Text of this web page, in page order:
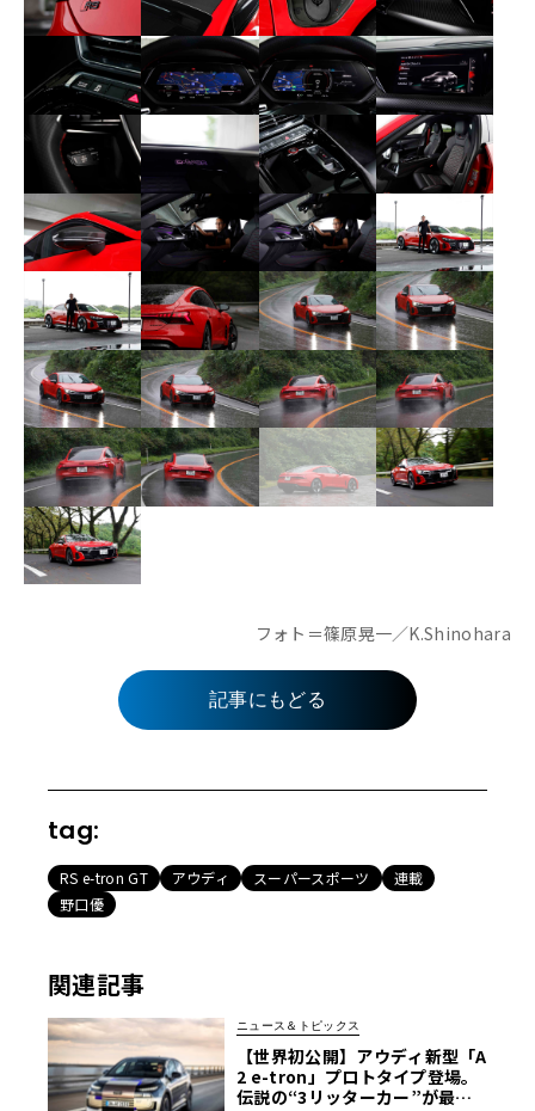
フォト＝篠原晃一／K.Shinohara
記事にもどる
tag:
RS e-tron GT アウディ スーパースポーツ
連載
野口優
関連記事
ニュース＆トピックス
【世界初公開】アウディ新型「A
2 e-tron」プロトタイプ登場。
伝説の“3リッターカー”が最高